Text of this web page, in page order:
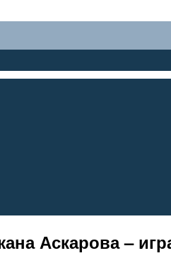
Аскарова –